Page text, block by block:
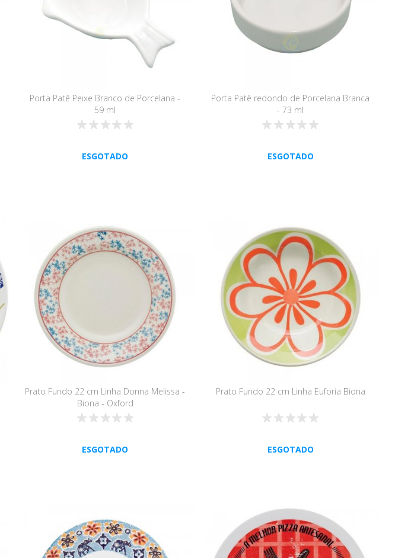
Porta Patê Peixe Branco de Porcelana -
59 ml
ESGOTADO
Porta Patê redondo de Porcelana Branca
- 73 ml
ESGOTADO
Prato Fundo 22 cm Linha Donna Melissa -
Biona - Oxford
ESGOTADO
Prato Fundo 22 cm Linha Euforia Biona
ESGOTADO